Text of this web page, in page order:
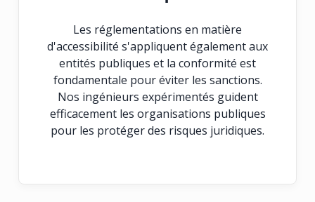
Les réglementations en matière
d'accessibilité s'appliquent également aux
entités publiques et la conformité est
fondamentale pour éviter les sanctions.
Nos ingénieurs expérimentés guident
efficacement les organisations publiques
pour les protéger des risques juridiques.